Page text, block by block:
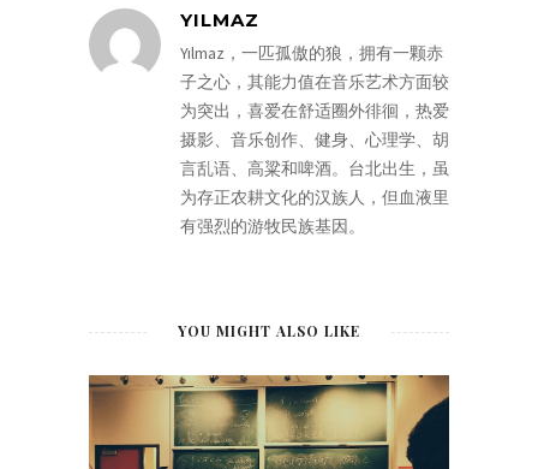
YILMAZ
Yılmaz，一匹孤傲的狼，拥有一颗赤
子之心，其能力值在音乐艺术方面较
为突出，喜爱在舒适圈外徘徊，热爱
摄影、音乐创作、健身、心理学、胡
言乱语、高粱和啤酒。台北出生，虽
为存正农耕文化的汉族人，但血液里
有强烈的游牧民族基因。
YOU MIGHT ALSO LIKE